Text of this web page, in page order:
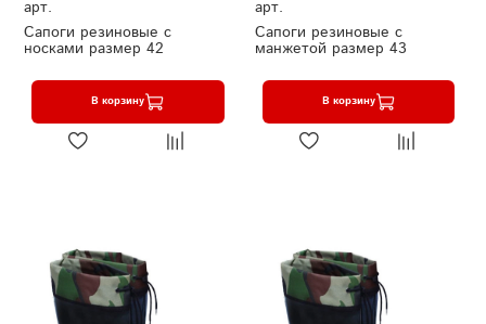
арт.
Сапоги резиновые с
носками размер 42
В корзину
арт.
Сапоги резиновые с
манжетой размер 43
В корзину